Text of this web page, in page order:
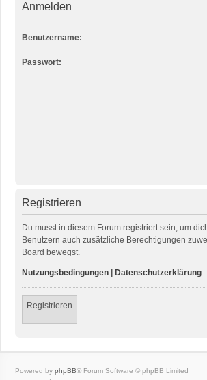
Anmelden
Benutzername:
Passwort:
Registrieren
Du musst in diesem Forum registriert sein, um
Benutzern auch zusätzliche Berechtigungen
Board bewegst.
Nutzungsbedingungen Datenschutzerklärung
Registrieren
Powered by phpBB® Forum Software © phpBB Limited